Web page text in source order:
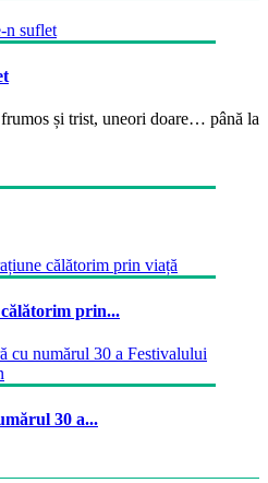
și trist, uneori doare… până la
prin...
30 a...